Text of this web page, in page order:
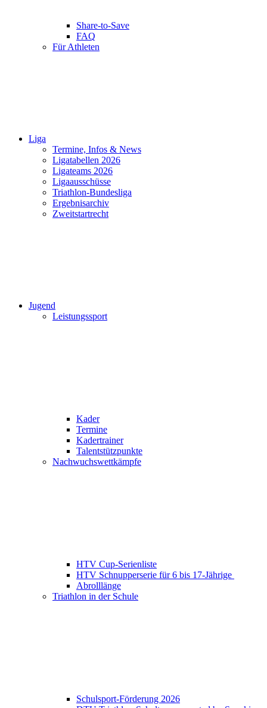
Share-to-Save
FAQ
Für Athleten
Liga
Termine, Infos & News
Ligatabellen 2026
Ligateams 2026
Ligaausschüsse
Triathlon-Bundesliga
Ergebnisarchiv
Zweitstartrecht
Jugend
Leistungssport
Kader
Termine
Kadertrainer
Talentstützpunkte
Nachwuchswettkämpfe
HTV Cup-Serienliste
HTV Schnupperserie für 6 bis 17-Jährige
Abrolllänge
Triathlon in der Schule
Schulsport-Förderung 2026